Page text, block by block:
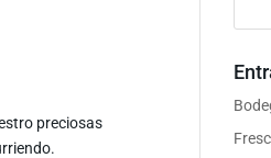
preciosas